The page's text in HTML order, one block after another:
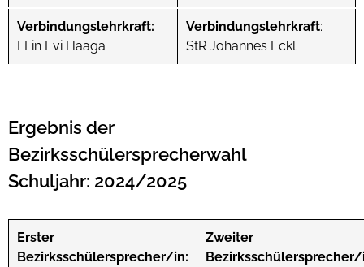
Verbindungslehrkraft:
FLin Evi Haaga
Verbindungslehrkraft:
StR Johannes Eckl
Ergebnis der
Bezirksschülersprecherwahl
Schuljahr: 2024/2025
Erster
Bezirksschülersprecher/in:
Zweiter